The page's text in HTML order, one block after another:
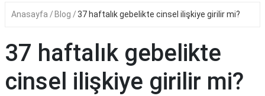
Anasayfa Blog 37 haftalık gebelikte cinsel ilişkiye girilir mi?
37 haftalık gebelikte
cinsel ilişkiye girilir mi?